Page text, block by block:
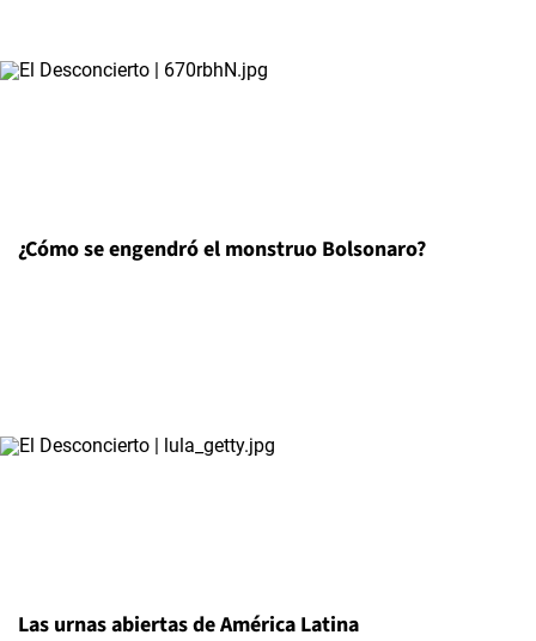
¿Cómo se engendró el monstruo Bolsonaro?
Las urnas abiertas de América Latina